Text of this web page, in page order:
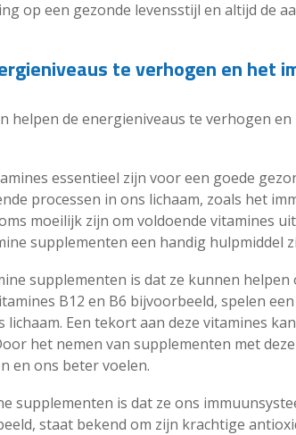
op een gezonde levensstijl en altijd de
te verhogen en het
helpen de energieniveaus te verhogen en
essentieel zijn voor een goede
processen in ons lichaam, zoals het
moeilijk zijn om voldoende vitamines
supplementen een handig hulpmiddel
supplementen is dat ze kunnen helpen
B12 en B6 bijvoorbeeld, spelen
Een tekort aan deze vitamines
het nemen van supplementen met
en ons beter voelen.
supplementen is dat ze ons
staat bekend om zijn krachtige